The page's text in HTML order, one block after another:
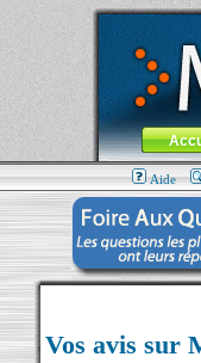
MacBook-fr.com :
Aller au contenu-
Menu
Aide
Vos avis sur